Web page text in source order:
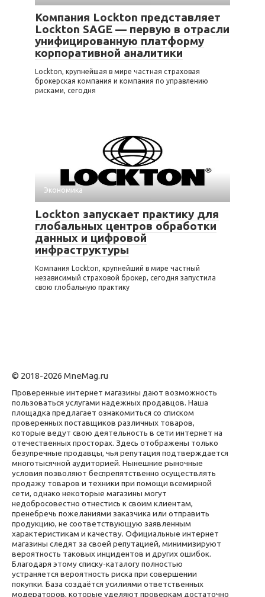
Компания Lockton представляет
Lockton SAGE — первую в отрасли
унифицированную платформу
корпоративной аналитики
Lockton, крупнейшая в мире частная страховая
брокерская компания и компания по управлению
рисками, сегодня
Экономика
Lockton запускает практику для
глобальных центров обработки
данных и цифровой
инфраструктуры
Компания Lockton, крупнейший в мире частный
независимый страховой брокер, сегодня запустила
свою глобальную практику
© 2018-2026 MneMag.ru
Проверенные интернет магазины дают возможность
пользоваться услугами надежных продавцов. Наша
площадка предлагает ознакомиться со списком
проверенных поставщиков различных товаров,
которые ведут свою деятельность в сети интернет на
отечественных просторах. Здесь отображены только
безупречные продавцы, чья репутация подтверждается
многотысячной аудиторией. Нынешние рыночные
условия позволяют беспрепятственно осуществлять
продажу товаров и техники при помощи всемирной
сети, однако некоторые магазины могут
недобросовестно отнестись к своим клиентам,
пренебречь пожеланиями заказчика или отправить
продукцию, не соответствующую заявленным
характеристикам и качеству. Официальные интернет
магазины следят за своей репутацией, минимизируют
вероятность таковых инцидентов и других ошибок.
Благодаря этому списку-каталогу полностью
устраняется вероятность риска при совершении
покупки. База создаётся усилиями ответственных
модераторов, которые уделяют проверкам достаточно